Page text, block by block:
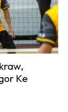
Ini adalah
kulit daripada
tabir suria di
anda
terlindung
Ke